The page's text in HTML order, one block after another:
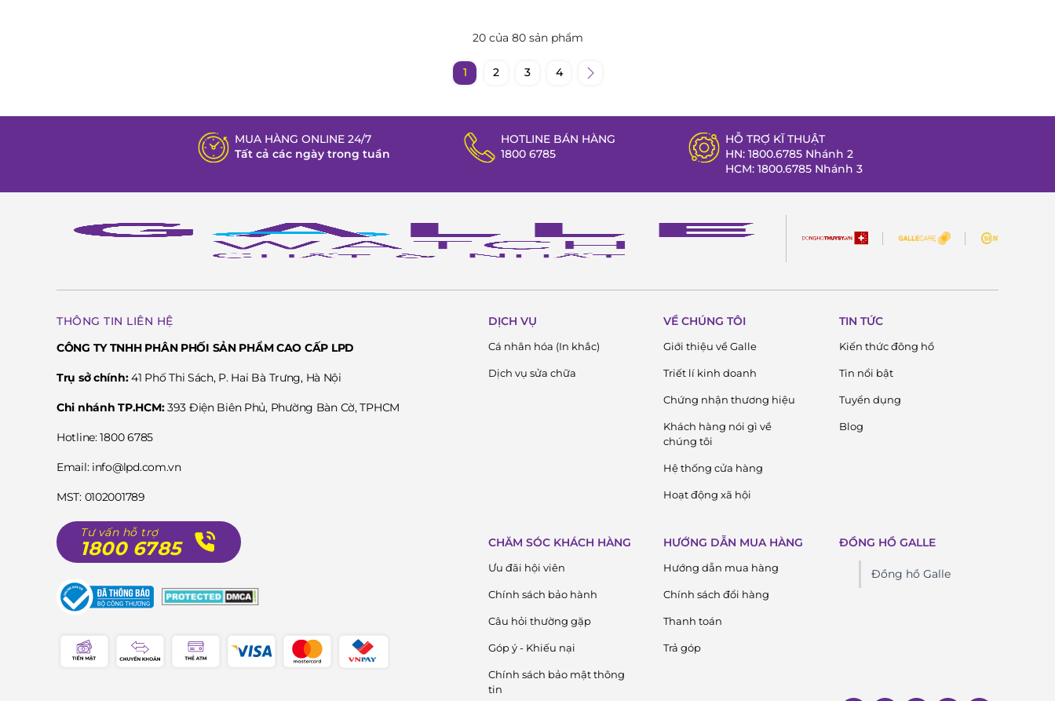
20 của 80 sản phẩm
1 2 3 4
MUA HÀNG ONLINE 24/7
Tất cả các ngày trong tuần
HOTLINE BÁN HÀNG
1800 6785
HỖ TRỢ KĨ THUẬT
HN: 1800.6785 Nhánh 2
HCM: 1800.6785 Nhánh 3
THÔNG TIN LIÊN HỆ
CÔNG TY TNHH PHÂN PHỐI SẢN PHẨM CAO CẤP LPD
Trụ sở chính:41 Phố Thi Sách, P. Hai Bà Trưng, Hà Nội
Chi nhánh TP.HCM:393 Điện Biên Phủ, Phường Bàn Cờ, TPHCM
Hotline: 1800 6785
Email: info@lpd.com.vn
MST: 0102001789
Tư vấn hỗ trợ
1800 6785
DỊCH VỤ
Cá nhân hóa (In khắc)
Dịch vụ sửa chữa
VỀ CHÚNG TÔI
Giới thiệu về Galle
Triết lí kinh doanh
Chứng nhận thương hiệu
Khách hàng nói gì về
chúng tôi
Hệ thống cửa hàng
Hoạt động xã hội
TIN TỨC
Kiến thức đông hồ
Tin nổi bật
Tuyển dụng
Blog
CHĂM SÓC KHÁCH HÀNG
Ưu đãi hội viên
Chính sách bảo hành
Câu hỏi thường gặp
Góp ý - Khiếu nại
Chính sách bảo mật thông
tin
HƯỚNG DẪN MUA HÀNG
Hướng dẫn mua hàng
Chính sách đổi hàng
Thanh toán
Trả góp
ĐỒNG HỒ GALLE
Đồng hồ Galle